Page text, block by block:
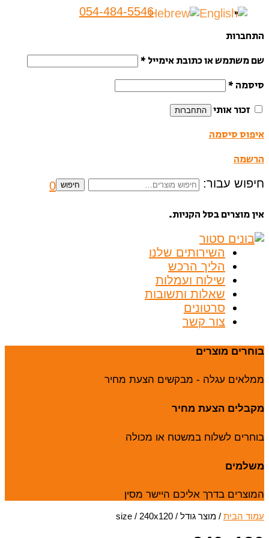
054-484-5546
התחברות
שם משתמש או כתובת אימייל *
סיסמה *
זכור אותי
התחברות
איפוס סיסמה
הרשמה
חיפוש עבור: חיפוש 0
אין מוצרים בסל הקניות.
השירותים שלנו
הליך הרכש
שילוח ועמלות
שאלות ותשובות
סרטונים
צור קשר
בוחרים מוצרים
ממלאים עגלה - מבקשים הצעת מחיר
מקבלים הצעת מחיר
בוחרים לשלוח במשטח או מכולה
משלמים
המוצרים בדרך אליכם היישר מסין
עמוד הבית / מוצר גודל / size / 240x120